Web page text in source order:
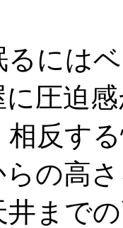
るには
圧迫
反す
の高
まで